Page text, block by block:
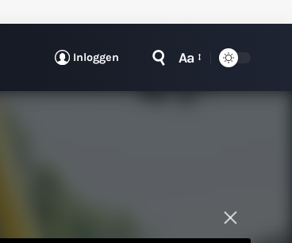
Inloggen Aa